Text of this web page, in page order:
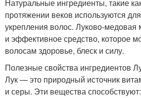
Натуральные ингредиенты, такие
протяжении веков используются
укрепления волос. Луково-медовая
и эффективное средство, которое
волосам здоровье, блеск и силу.
Полезные свойства ингредиентов
Лук — это природный источник
и серы. Эти вещества способствуют: